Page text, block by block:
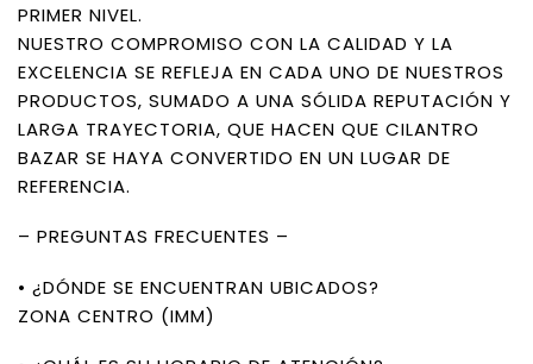
PRIMER NIVEL.
NUESTRO COMPROMISO CON LA CALIDAD Y LA
EXCELENCIA SE REFLEJA EN CADA UNO DE NUESTROS
PRODUCTOS, SUMADO A UNA SÓLIDA REPUTACIÓN Y
LARGA TRAYECTORIA, QUE HACEN QUE CILANTRO
BAZAR SE HAYA CONVERTIDO EN UN LUGAR DE
REFERENCIA.
– PREGUNTAS FRECUENTES –
• ¿DÓNDE SE ENCUENTRAN UBICADOS?
ZONA CENTRO (IMM)